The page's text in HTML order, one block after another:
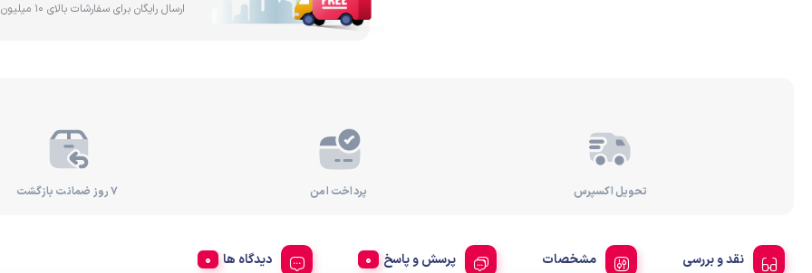
ارسال رایگان برای سفارشات بالای 10 میلیون تومان
تحویل اکسپرس پرداخت امن ۷ روز ضمانت بازگشت
نقد و بررسی مشخصات پرسش و پاسخ دیدگاه ها